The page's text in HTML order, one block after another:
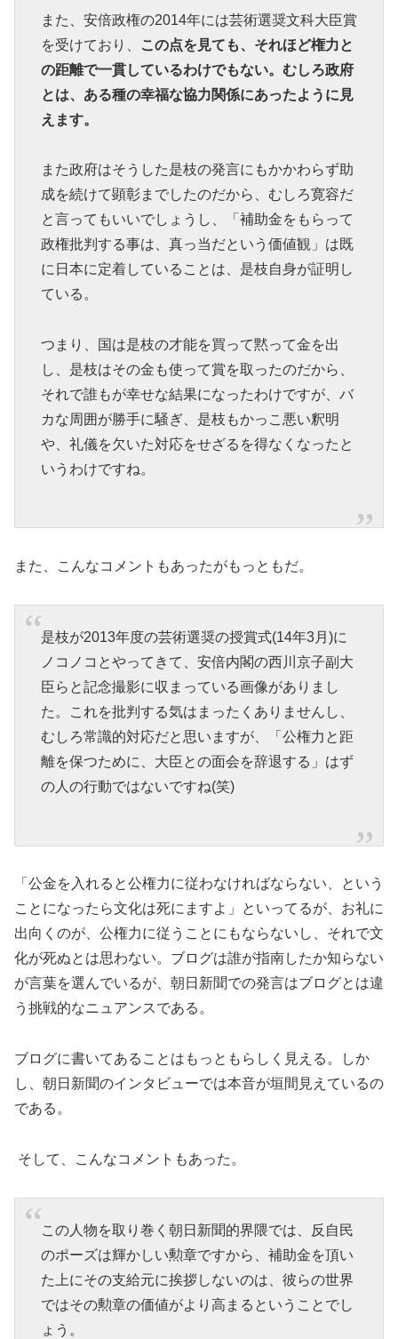
また、安倍政権の2014年には芸術選奨文科大臣賞
を受けており、
この点を見ても、それほど権力と
の距離で一貫しているわけでもない。むしろ政府
とは、ある種の幸福な協力関係にあったように見
えます。
また政府はそうした是枝の発言にもかかわらず助
成を続けて顕彰までしたのだから、むしろ寛容だ
と言ってもいいでしょうし、「補助金をもらって
政権批判する事は、真っ当だという価値観」は既
に日本に定着していることは、是枝自身が証明し
ている。
つまり、国は是枝の才能を買って黙って金を出
し、是枝はその金も使って賞を取ったのだから、
それで誰もが幸せな結果になったわけですが、バ
カな周囲が勝手に騒ぎ、是枝もかっこ悪い釈明
や、礼儀を欠いた対応をせざるを得なくなったと
いうわけですね。
また、こんなコメントもあったがもっともだ。
是枝が2013年度の芸術選奨の授賞式(14年3月 )に
ノコノコとやってきて、安倍内閣の西川京子副大
臣らと記念撮影に収まっている画像がありまし
た。これを批判する気はまったくありませんし、
むしろ常識的対応だと思いますが、「公権力と距
離を保つために、大臣との面会を辞退する」はず
の人の行動ではないですね(笑)
「公金を入れると公権力に従わなければならない、という
ことになったら文化は死にますよ」といってるが、お礼に
出向くのが、公権力に従うことにもならないし、それで文
化が死ぬとは思わない。ブログは誰が指南したか知らない
が言葉を選んでいるが、朝日新聞での発言はブログとは違
う挑戦的なニュアンスである。
ブログに書いてあることはもっともらしく見える。しか
し、朝日新聞のインタビューでは本音が垣間見えているの
である。
そして、こんなコメントもあった。
この人物を取り巻く朝日新聞的界隈では、反自民
のポーズは輝かしい勲章ですから、補助金を頂い
た上にその支給元に挨拶しないのは、彼らの世界
ではその勲章の価値がより高まるということでし
ょう。